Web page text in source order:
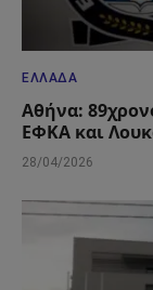
ΕΛΛΆΔΑ
Αθήνα:
ΕΦΚΑ και
28/04/2026